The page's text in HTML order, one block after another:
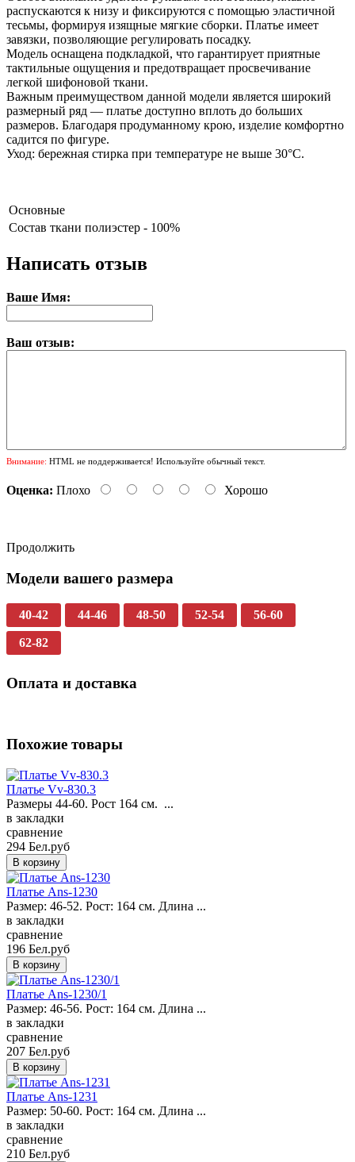
распускаются к низу и фиксируются с помощью эластичной
тесьмы, формируя изящные мягкие сборки. Платье имеет
завязки, позволяющие регулировать посадку.
Модель оснащена подкладкой, что гарантирует приятные
тактильные ощущения и предотвращает просвечивание
легкой шифоновой ткани.
Важным преимуществом данной модели является широкий
размерный ряд — платье доступно вплоть до больших
размеров. Благодаря продуманному крою, изделие комфортно
садится по фигуре.
Уход: бережная стирка при температуре не выше 30°С.
Основные
Состав ткани полиэстер - 100%
Написать отзыв
Ваше Имя:
Ваш отзыв:
Внимание: HTML не поддерживается! Используйте обычный текст.
Оценка: Плохо Хорошо
Продолжить
Модели вашего размера
40-42 44-46 48-50 52-54 56-60
62-82
Оплата и доставка
Похожие товары
Платье Vv-830.3
Размеры 44-60. Рост 164 см. ...
в закладки
сравнение
294 Бел.руб
Платье Ans-1230
Размер: 46-52. Рост: 164 см. Длина ...
в закладки
сравнение
196 Бел.руб
Платье Ans-1230/1
Размер: 46-56. Рост: 164 см. Длина ...
в закладки
сравнение
207 Бел.руб
Платье Ans-1231
Размер: 50-60. Рост: 164 см. Длина ...
в закладки
сравнение
210 Бел.руб